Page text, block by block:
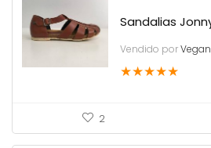
Sandalias
Vendido por
★★★★★
2